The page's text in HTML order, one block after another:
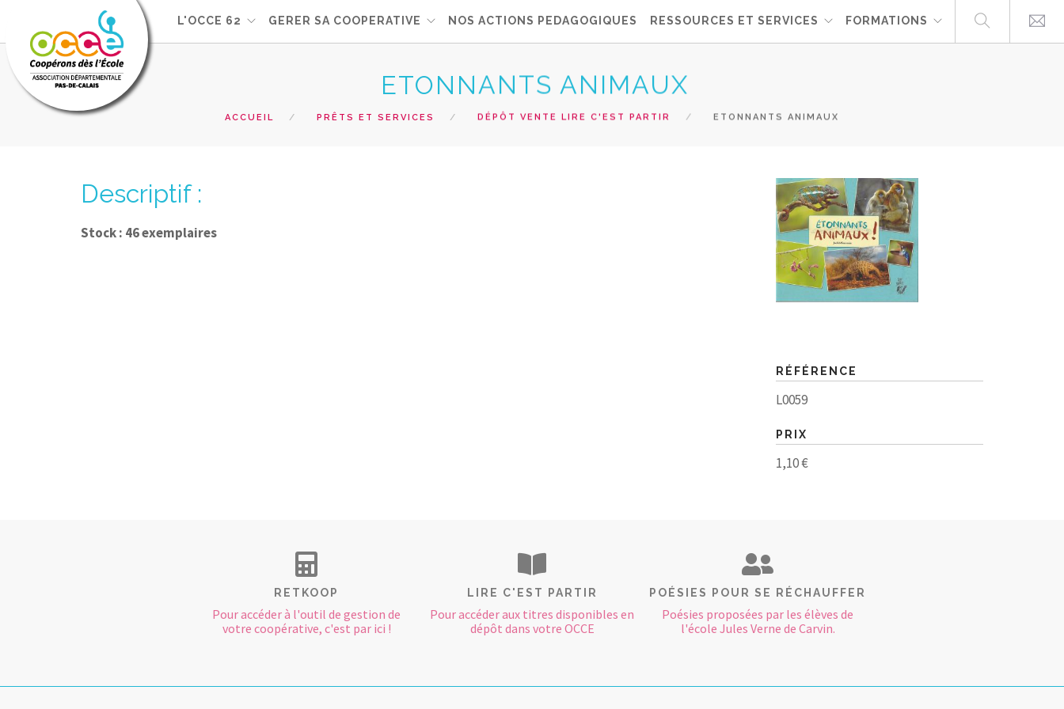
L'OCCE 62 GERER SA COOPERATIVE NOS ACTIONS PEDAGOGIQUES RESSOURCES ET SERVICES FORMATIONS
ETONNANTS ANIMAUX
ACCUEIL PRÊTS ET SERVICES DÉPÔT VENTE LIRE C'EST PARTIR ETONNANTS ANIMAUX
Descriptif :
Stock : 46 exemplaires
RÉFÉRENCE
L0059
PRIX
1,10 €
RETKOOP
Pour accéder à l'outil de gestion de
votre coopérative, c'est par ici !
LIRE C'EST PARTIR
Pour accéder aux titres disponibles en
dépôt dans votre OCCE
POÉSIES POUR SE RÉCHAUFFER
Poésies proposées par les élèves de
l'école Jules Verne de Carvin.